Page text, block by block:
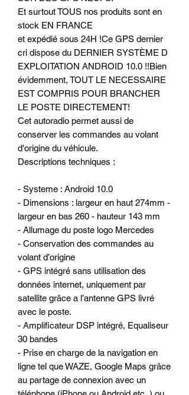
Et surtout TOUS nos produits sont en
stock EN FRANCE
et expédié sous 24H !Ce GPS dernier
cri dispose du DERNIER SYSTÈME D
EXPLOITATION ANDROID 10.0 !!Bien
évidemment, TOUT LE NECESSAIRE
EST COMPRIS POUR BRANCHER
LE POSTE DIRECTEMENT!
Cet autoradio permet aussi de
conserver les commandes au volant
d'origine du véhicule.
Descriptions techniques :
- Systeme : Android 10.0
- Dimensions : largeur en haut 274mm -
largeur en bas 260 - hauteur 143 mm
- Allumage du poste logo Mercedes
- Conservation des commandes au
volant d’origine
- GPS intégré sans utilisation des
données internet, uniquement par
satellite grâce a l’antenne GPS livré
avec le poste.
- Amplificateur DSP intégré, Equaliseur
30 bandes
- Prise en charge de la navigation en
ligne tel que WAZE, Google Maps grâce
au partage de connexion avec un